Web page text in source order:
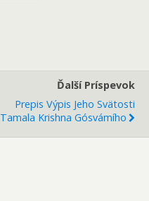
Ďalší Príspevok
Prepis Výpis Jeho Svätosti
Tamala Krishna Gósvámího